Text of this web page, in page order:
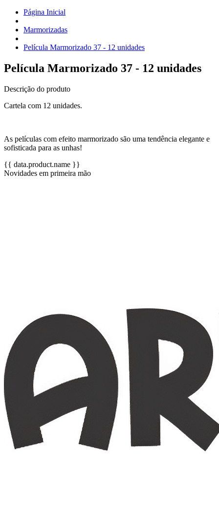
Página Inicial
Marmorizadas
Película Marmorizado 37 - 12 unidades
Película Marmorizado 37 - 12 unidades
Descrição do produto
Cartela com 12 unidades.
As películas com efeito marmorizado são uma tendência elegante e
sofisticada para as unhas!
{{ data.product.name }}
Novidades em primeira mão